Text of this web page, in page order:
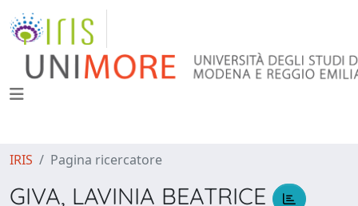
IRIS Pagina ricercatore
GIVA, LAVINIA BEATRICE